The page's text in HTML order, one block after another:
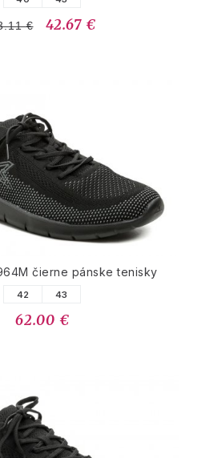
€ 42.67 €
čierne pánske tenisky
42 43
62.00 €